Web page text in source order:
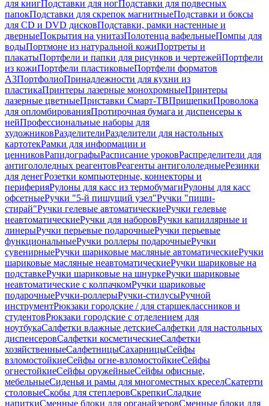
для книгПодставки для ногПодставки для подвесных
папокПодставки для скрепок магнитныеПодставки и боксы
для CD и DVD дисковПодставки, рамки настенные и
дверныеПокрытия на унитазПолотенца вафельныеПомпы для
водыПортмоне из натуральной кожиПортреты и
плакатыПортфели и папки для рисунков и чертежейПортфели
из кожиПортфели пластиковыеПортфели форматов
А3ПортфолиоПринадлежности для кухни из
пластикаПринтеры лазерные монохромныеПринтеры
лазерные цветныеПриставки Смарт-ТВПрищепкиПроволока
для опломбированияПротирочная бумага и диспенсеры к
нейПрофессиональные наборы для
художниковРазделителиРазделители для настольных
картотекРамки для информации и
ценниковРапидографыРасписание уроковРаспределители для
антигололедных реагентовРеагенты антигололедныеРезинки
для денегРозетки компьютерные, коннекторы и
периферияРулоны для касс из термобумагиРулоны для касс
офсетныеРучки "5-й пишущий узел"Ручки "пиши-
стирай"Ручки гелевые автоматическиеРучки гелевые
неавтоматическиеРучки для наборовРучки капиллярные и
линерыРучки перьевые подарочныеРучки перьевые
функциональныеРучки роллеры подарочныеРучки
сувенирныеРучки шариковые масляные автоматическиеРучки
шариковые масляные неавтоматическиеРучки шариковые на
подставкеРучки шариковые на шнуркеРучки шариковые
неавтоматические с колпачкомРучки шариковые
подарочныеРучки-роллерыРучки-стилусыРучной
инструментРюкзаки городские / для старшеклассников и
студентовРюкзаки городские с отделением для
ноутбукаСалфетки влажные детскиеСалфетки для настольных
диспенсеровСалфетки косметическиеСалфетки
хозяйственныеСалфетницыСахарницыСейфы
взломостойкиеСейфы огне-взломостойкиеСейфы
огнестойкиеСейфы оружейныеСейфы офисные,
мебельныеСиденья и рамы для многоместных креселСкатерти
столовыеСкобы для степлеровСкрепкиСладкие
напиткиСменные блоки для органайзеровСменные блоки для